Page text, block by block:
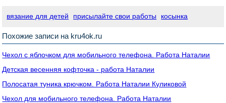
вязание для детей присылайте свои работы косынка
Похожие записи на kru4ok.ru
Чехол с яблочком для мобильного телефона. Работа Наталии
Детская весенняя кофточка - работа Наталии
Полосатая туника крючком. Работа Наталии Куликовой
Чехол для мобильного телефона. Работа Наталии